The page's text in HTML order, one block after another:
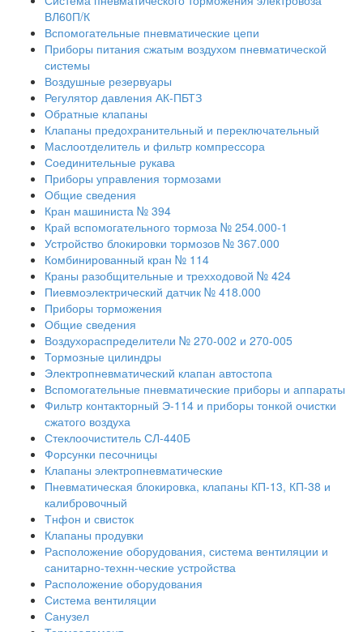
ВЛ60П/К
Вспомогательные пневматические цепи
Приборы питания сжатым воздухом пневматической
системы
Воздушные резервуары
Регулятор давления АК-ПБТЗ
Обратные клапаны
Клапаны предохранительный и переключательный
Маслоотделитель и фильтр компрессора
Соединительные рукава
Приборы управления тормозами
Общие сведения
Кран машиниста № 394
Край вспомогательного тормоза № 254.000-1
Устройство блокировки тормозов № 367.000
Комбинированный кран № 114
Краны разобщительные и трехходовой № 424
Пиевмоэлектрический датчик № 418.000
Приборы торможения
Общие сведения
Воздухораспределители № 270-002 и 270-005
Тормозные цилиндры
Электропневматический клапан автостопа
Вспомогательные пневматические приборы и аппараты
Фильтр контакторный Э-114 и приборы тонкой очистки
сжатого воздуха
Стеклоочиститель СЛ-440Б
Форсунки песочницы
Клапаны электропневматические
Пневматическая блокировка, клапаны КП-13, КП-38 и
калибровочный
Тнфон и свисток
Клапаны продувки
Расположение оборудования, система вентиляции и
санитарно-технн-ческие устройства
Расположение оборудования
Система вентиляции
Санузел